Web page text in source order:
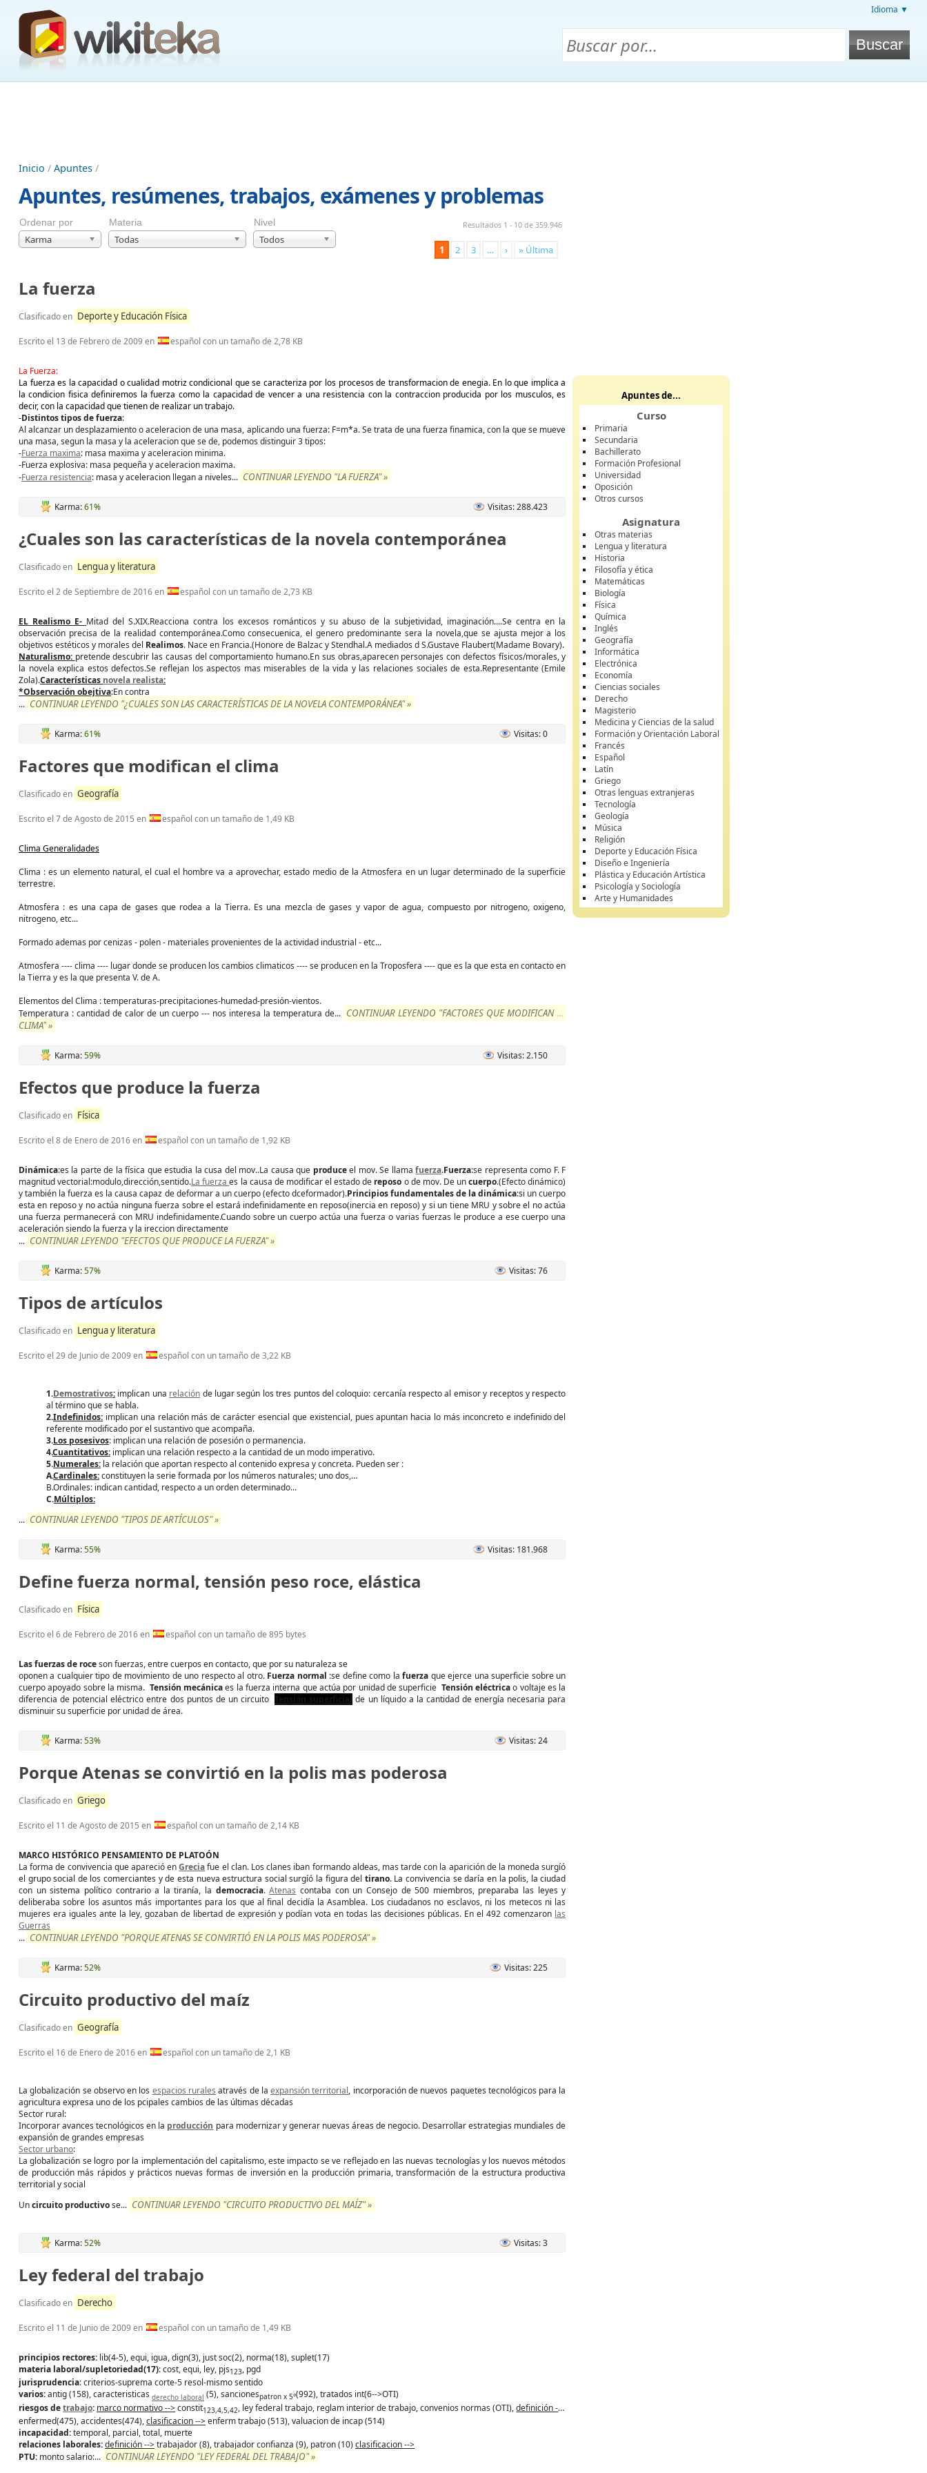
Idioma ▼
Inicio / Apuntes /
Apuntes, resúmenes, trabajos, exámenes y problemas
Ordenar por
Karma
Materia
Todas
Nivel
Todos
Resultados 1 - 10 de 359.946
1 2 3 … › » Última
La fuerza
Clasificado en Deporte y Educación Física
Escrito el 13 de Febrero de 2009en español con un tamaño de 2,78 KB
La Fuerza:
La fuerza es la capacidad o cualidad motriz condicional que se caracteriza por los procesos de transformacion de enegia. En lo que implica a
la condicion fisica definiremos la fuerza como la capacidad de vencer a una resistencia con la contraccion producida por los musculos, es
decir, con la capacidad que tienen de realizar un trabajo.
-Distintos tipos de fuerza:
Al alcanzar un desplazamiento o aceleracion de una masa, aplicando una fuerza: F=m*a. Se trata de una fuerza finamica, con la que se mueve
una masa, segun la masa y la aceleracion que se de, podemos distinguir 3 tipos:
-Fuerza maxima: masa maxima y aceleracion minima.
-Fuerza explosiva: masa pequeña y aceleracion maxima.
-Fuerza resistencia: masa y aceleracion llegan a niveles... CONTINUAR LEYENDO "LA FUERZA" »
Karma:61% Visitas: 288.423
¿Cuales son las características de la novela contemporánea
Clasificado en Lengua y literatura
Escrito el 2 de Septiembre de 2016en español con un tamaño de 2,73 KB
EL Realismo E- Mitad del S.XIX.Reacciona contra los excesos románticos y su abuso de la subjetividad, imaginación....Se centra en la
observación precisa de la realidad contemporánea.Como consecuenica, el genero predominante sera la novela,que se ajusta mejor a los
objetivos estéticos y morales del Realimos. Nace en Francia.(Honore de Balzac y Stendhal.A mediados d S.Gustave Flaubert(Madame Bovary).
Naturalismo: pretende descubrir las causas del comportamiento humano.En sus obras,aparecen personajes con defectos físicos/morales, y
la novela explica estos defectos.Se reflejan los aspectos mas miserables de la vida y las relaciones sociales de esta.Representante (Emile
Zola).Características novela realista:
*Observación obejtiva:En contra
... CONTINUAR LEYENDO "¿CUALES SON LAS CARACTERÍSTICAS DE LA NOVELA CONTEMPORÁNEA" »
Karma:61% Visitas: 0
Factores que modifican el clima
Clasificado en Geografía
Escrito el 7 de Agosto de 2015 en español con un tamaño de 1,49 KB
Clima Generalidades
Clima : es un elemento natural, el cual el hombre va a aprovechar, estado medio de la Atmosfera en un lugar determinado de la superficie
terrestre.
Atmosfera : es una capa de gases que rodea a la Tierra. Es una mezcla de gases y vapor de agua, compuesto por nitrogeno, oxigeno,
nitrogeno, etc...
Formado ademas por cenizas - polen - materiales provenientes de la actividad industrial - etc...
Atmosfera ---- clima ---- lugar donde se producen los cambios climaticos ---- se producen en la Troposfera ---- que es la que esta en contacto en
la Tierra y es la que presenta V. de A.
Elementos del Clima : temperaturas-precipitaciones-humedad-presión-vientos.
Temperatura : cantidad de calor de un cuerpo --- nos interesa la temperatura de... CONTINUAR LEYENDO "FACTORES QUE MODIFICAN EL
CLIMA" »
Karma:59% Visitas: 2.150
Efectos que produce la fuerza
Clasificado en Física
Escrito el 8 de Enero de 2016en español con un tamaño de 1,92 KB
Dinámica:es la parte de la física que estudia la cusa del mov..La causa que produceel mov. Se llamafuerza.Fuerza:se representa como F. F
magnitud vectorial:modulo,dirección,sentido.La fuerzaes la causa de modificar el estado de reposo o de mov. De uncuerpo.(Efecto dinámico)
y también la fuerza es la causa capaz de deformar a un cuerpo (efecto dceformador).Principios fundamentales de la dinámica:si un cuerpo
esta en reposo y no actúa ninguna fuerza sobre el estará indefinidamente en reposo(inercia en reposo) y si un tiene MRU y sobre el no actúa
una fuerza permanecerá con MRU indefinidamente.Cuando sobre un cuerpo actúa una fuerza o varias fuerzas le produce a ese cuerpo una
aceleración siendo la fuerza y la ireccion directamente
... CONTINUAR LEYENDO "EFECTOS QUE PRODUCE LA FUERZA" »
Karma:57% Visitas: 76
Tipos de artículos
Clasificado en Lengua y literatura
Escrito el 29 de Junio de 2009en español con un tamaño de 3,22 KB
1.Demostrativos: implican una relación de lugar según los tres puntos del coloquio: cercanía respecto al emisor y receptos y respecto
al término que se habla.
2.Indefinidos: implican una relación más de carácter esencial que existencial, pues apuntan hacia lo más inconcreto e indefinido del
referente modificado por el sustantivo que acompaña.
3.Los posesivos: implican una relación de posesión o permanencia.
4.Cuantitativos: implican una relación respecto a la cantidad de un modo imperativo.
5.Numerales: la relación que aportan respecto al contenido expresa y concreta. Pueden ser :
A.Cardinales:constituyen la serie formada por los números naturales; uno dos,…
B.Ordinales: indican cantidad, respecto a un orden determinado...
C.Múltiplos:
... CONTINUAR LEYENDO "TIPOS DE ARTÍCULOS" »
Karma:55% Visitas: 181.968
Define fuerza normal, tensión peso roce, elástica
Clasificado en Física
Escrito el 6 de Febrero de 2016en español con un tamaño de 895 bytes
Las fuerzas de roceson fuerzas, entre cuerpos en contacto, que por su naturaleza se
oponen a cualquier tipo de movimiento de uno respecto al otro. Fuerza normal :se define como lafuerza que ejerce una superficie sobre un
cuerpo apoyado sobre la misma. Tensión mecánicaes la fuerza interna que actúa por unidad de superficie Tensión eléctricao voltaje es la
diferencia de potencial eléctrico entre dos puntos de un circuito
de un líquido a la cantidad de energía necesaria para
disminuir su superficie por unidad de área.
Karma:53% Visitas: 24
Porque Atenas se convirtió en la polis mas poderosa
Clasificado en Griego
Escrito el 11 de Agosto de 2015 en español con un tamaño de 2,14 KB
MARCO HISTÓRICO PENSAMIENTO DE PLATOÓN
La forma de convivencia que apareció enGreciafue el clan. Los clanes iban formando aldeas, mas tarde con la aparición de la moneda surgíó
el grupo social de los comerciantes y de esta nueva estructura social surgíó la figura del tirano. La convivencia se daría en la polis, la ciudad
con un sistema político contrario a la tiranía, la democracia.Atenas contaba con un Consejo de 500 miembros, preparaba las leyes y
deliberaba sobre los asuntos más importantes para los que al final decidía la Asamblea. Los ciudadanos no esclavos, ni los metecos ni las
mujeres era iguales ante la ley, gozaban de libertad de expresión y podían vota en todas las decisiones públicas. En el 492 comenzaron las
Guerras
... CONTINUAR LEYENDO "PORQUE ATENAS SE CONVIRTIÓ EN LA POLIS MAS PODEROSA" »
Karma:52% Visitas: 225
Circuito productivo del maíz
Clasificado en Geografía
Escrito el 16 de Enero de 2016en español con un tamaño de 2,1 KB
La globalización se observo en los espacios rurales através de laexpansión territorial, incorporación de nuevos paquetes tecnológicos para la
agricultura expresa uno de los pcipales cambios de las últimas décadas
Sector rural:
Incorporar avances tecnológicos en la producción para modernizar y generar nuevas áreas de negocio. Desarrollar estrategias mundiales de
expansión de grandes empresas
Sector urbano:
La globalización se logro por la implementación del capitalismo, este impacto se ve reflejado en las nuevas tecnologías y los nuevos métodos
de producción más rápidos y prácticos nuevas formas de inversión en la producción primaria, transformación de la estructura productiva
territorial y social
Uncircuito productivose... CONTINUAR LEYENDO "CIRCUITO PRODUCTIVO DEL MAÍZ" »
Karma:52% Visitas: 3
Ley federal del trabajo
Clasificado en Derecho
Escrito el 11 de Junio de 2009en español con un tamaño de 1,49 KB
principios rectores: lib(4-5), equi, igua, dign(3), just soc(2), norma(18), suplet(17)
materia laboral/supletoriedad(17): cost, equi, ley, pjs123, pgd
jurisprudencia: criterios-suprema corte-5 resol-mismo sentido
varios:antig (158), caracteristicas derecho laboral (5), sancionespatron x 5°(992), tratados int(6-->OTI)
riesgos detrabajo: marco normativo -->constit123,4,5,42, ley federal trabajo, reglam interior de trabajo, convenios normas (OTI),definición -->
enfermed(475), accidentes(474),clasificacion -->enferm trabajo (513), valuacion de incap (514)
incapacidad:temporal, parcial, total, muerte
relaciones laborales:definición -->trabajador (8), trabajador confianza (9), patron (10) clasificacion -->
PTU: monto salario:... CONTINUAR LEYENDO "LEY FEDERAL DEL TRABAJO" »
Apuntes de...
Curso
Primaria
Secundaria
Bachillerato
Formación Profesional
Universidad
Oposición
Otros cursos
Asignatura
Otras materias
Lengua y literatura
Historia
Filosofía y ética
Matemáticas
Biología
Física
Química
Inglés
Geografía
Informática
Electrónica
Economía
Ciencias sociales
Derecho
Magisterio
Medicina y Ciencias de la salud
Formación y Orientación Laboral
Francés
Español
Latín
Griego
Otras lenguas extranjeras
Tecnología
Geología
Música
Religión
Deporte y Educación Física
Diseño e Ingeniería
Plástica y Educación Artística
Psicología y Sociología
Arte y Humanidades